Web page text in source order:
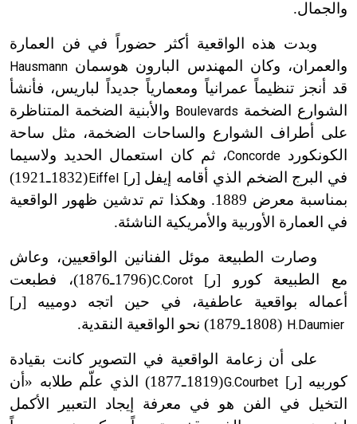
والجمال.
وبدت هذه الواقعية أكثر حضوراً في فن العمارة
والعمران، وكان المهندس البارون هوسمان Hausmann
قد أنجز تنظيماً عمرانياً ومعمارياً جديداً لباريس، فأنشأ
الشوارع الضخمة Boulevards والأبنية الضخمة المتناظرة
على أطراف الشوارع والساحات الضخمة، مثل ساحة
الكونكوردConcorde، ثم كان استعمال الحديد ولاسيما
في البرج الضخم الذي أقامه إيفل [ر] Eiffel
(1832ـ1921)
بمناسبة معرض 1889. وهكذا تم تدشين ظهور الواقعية
في العمارة الأوربية والأمريكية الناشئة.
وصارت الطبيعة موئل الفنانين الواقعيين، وعاش
مع الطبيعة كورو [ر]C.Corot
(1796ـ1876)، فطبعت
أعماله بواقعية عاطفية، في حين اتجه دومييه [ر]
H.Daumier (1808ـ1879) نحو الواقعية النقدية.
على أن زعامة الواقعية في التصوير كانت بقيادة
كوربيه [ر] G.Courbet
(1819ـ1877) الذي علّم طلابه «أن
التخيل في الفن هو في معرفة إيجاد التعبير الأكمل